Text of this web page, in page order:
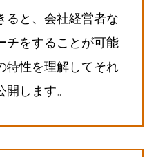
ると、会社経営者な
チをすることが可能
特性を理解してそれ
します。